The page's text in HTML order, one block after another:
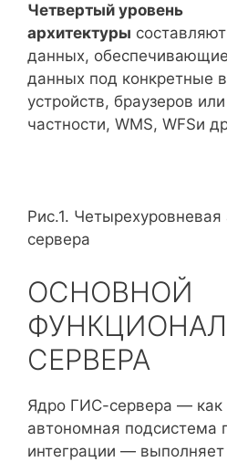
Четвертый уровень
архитектуры
данных,
данных под конкретные
устройств, браузеров
частности, WMS, WFSи
Рис.1.
сервера
ОСНОВНОЙ
СЕРВЕРА
Ядро ГИС-сервера — как
автономная подсистема
интеграции — выполняет